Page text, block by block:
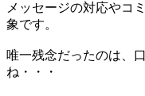
メッセージの対応やコ
象です。
唯一残念だったのは、
ね・・・